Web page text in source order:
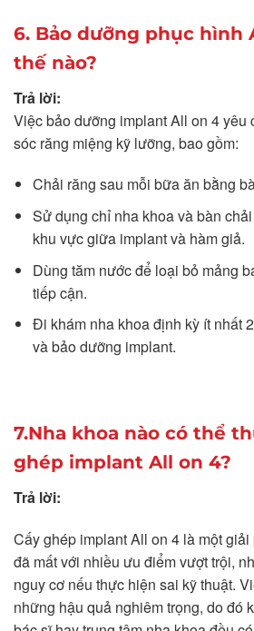
6. Bảo dưỡng phục hình
thế nào?
Trả lời:
Việc bảo dưỡng implant All on 4 yêu
sóc răng miệng kỹ lưỡng, bao gồm:
Chải răng sau mỗi bữa ăn bằng
Sử dụng chỉ nha khoa và bàn
khu vực giữa implant và hàm giả.
Dùng tăm nước để loại bỏ mảng
tiếp cận.
Đi khám nha khoa định kỳ ít nhất
và bảo dưỡng implant.
7.Nha khoa nào có thể
ghép implant All on 4?
Trả lời:
Cấy ghép implant All on 4 là một
đã mất với nhiều ưu điểm vượt trội,
nguy cơ nếu thực hiện sai kỹ thuật.
những hậu quả nghiêm trọng, do đó